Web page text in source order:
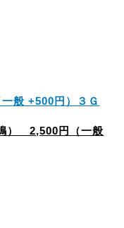
般 +500円）３Ｇ
） 2,500円（一般